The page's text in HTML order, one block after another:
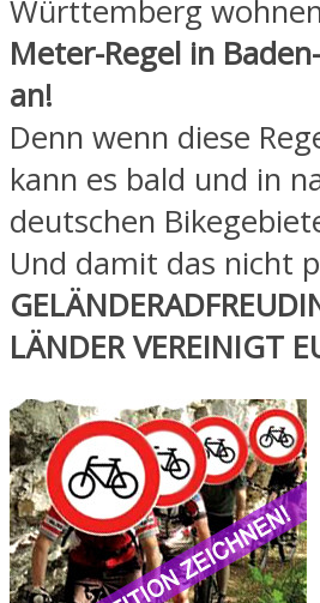
Württemberg
Meter-Regel in
an!
Denn wenn diese
kann es bald und in
deutschen
Und damit das nicht
LÄNDER VEREINIGT